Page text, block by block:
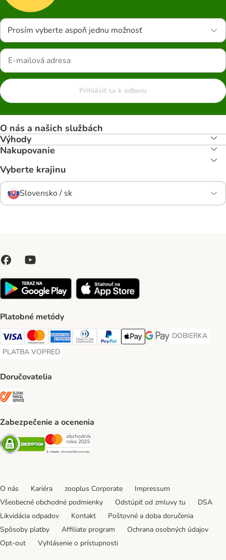
Prosím vyberte aspoň jednu možnosť
Prihlásiť sa k odberu
O nás a našich službách
Výhody
Nakupovanie
Vyberte krajinu
Slovensko / sk
Platobné metódy
Visa Payment Method
Mastercard Payment Method
American Express Payment Method
Diners Club Payment Method
PayPal Payment Method
Apple Pay Payment Method
Google Pay Payment
DOBIERKA
DOBIERKA
PLATBA VOPRED
PLATBA VOPRED Payment Method
Doručovatelia
Zabezpečenie a ocenenia
Security Security
O nás Kariéra zooplus Corporate
Impressum
Všeobecné obchodné podmienky
Odstúpiť od zmluvy tu
DSA
Likvidácia odpadov
Kontakt
Poštovné a doba doručenia
Spôsoby platby
Affiliate program
Ochrana osobných údajov
Opt-out
Vyhlásenie o prístupnosti